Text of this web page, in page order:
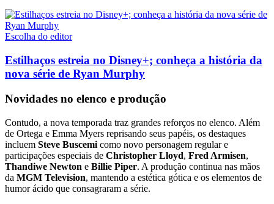
Escolha do editor
Estilhaços estreia no Disney+; conheça a história da
nova série de Ryan Murphy
Novidades no elenco e produção
Contudo, a nova temporada traz grandes reforços no elenco. Além
de Ortega e Emma Myers reprisando seus papéis, os destaques
incluem Steve Buscemi como novo personagem regular e
participações especiais de Christopher Lloyd, Fred Armisen,
Thandiwe Newton e Billie Piper. A produção continua nas mãos
da MGM Television, mantendo a estética gótica e os elementos de
humor ácido que consagraram a série.